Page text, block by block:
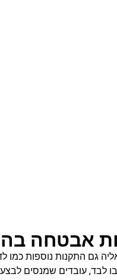
אבטחה
גם התקנות נוספות
עובדים שמנסים לבצע